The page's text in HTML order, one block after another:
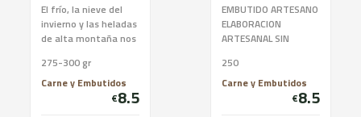
El frío, la nieve del
invierno y las heladas
de alta montaña nos
en marcha el obrador
para elaborar
nuestros embutidos
275-300 gr
Carne y Embutidos
€8.5
EMBUTIDO ARTESANO
ELABORACION
ARTESANAL SIN
APTO PARA CELÍACOS.
250
Carne y Embutidos
€8.5